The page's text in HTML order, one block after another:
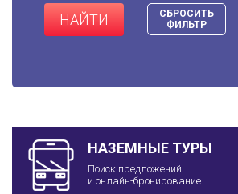
НАЙТИ
СБРОСИТЬ
ФИЛЬТР
НАЗЕМНЫЕ ТУРЫ
Поиск предложений
и онлайн-бронирование